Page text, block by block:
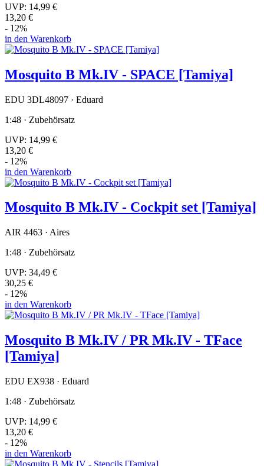
UVP: 14,99 €
13,20 €
- 12%
in den Warenkorb
Mosquito B Mk.IV - SPACE [Tamiya]
EDU 3DL48097 · Eduard
1:48 · Zubehörsatz
UVP: 14,99 €
13,20 €
- 12%
in den Warenkorb
Mosquito B Mk.IV - Cockpit set [Tamiya]
AIR 4463 · Aires
1:48 · Zubehörsatz
UVP: 34,49 €
30,25 €
- 12%
in den Warenkorb
Mosquito B Mk.IV / PR Mk.IV - TFace
[Tamiya]
EDU EX938 · Eduard
1:48 · Zubehörsatz
UVP: 14,99 €
13,20 €
- 12%
in den Warenkorb